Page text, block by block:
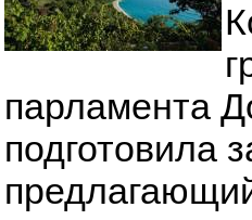
парламента
подготовила